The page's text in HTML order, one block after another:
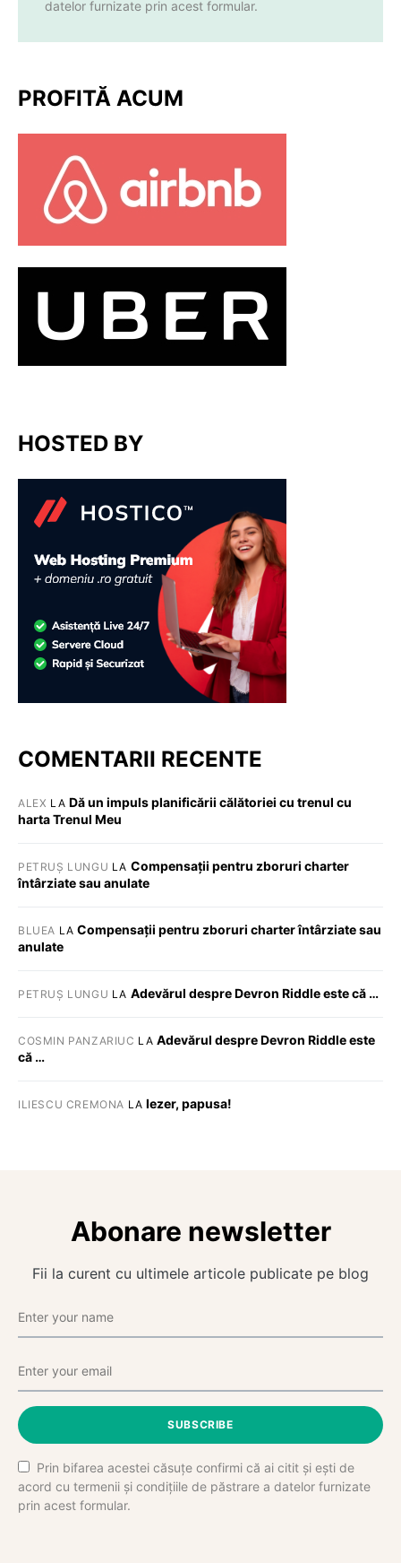
datelor furnizate prin acest formular.
PROFITĂ ACUM
HOSTED BY
COMENTARII RECENTE
ALEX LA Dă un impuls planificării călătoriei cu trenul cu
harta Trenul Meu
PETRUȘ LUNGU LA Compensații pentru zboruri charter
întârziate sau anulate
BLUEA LACompensații pentru zboruri charter întârziate sau
anulate
PETRUȘ LUNGU LA Adevărul despre Devron Riddle este că …
COSMIN PANZARIUC LA Adevărul despre Devron Riddle este
că …
ILIESCU CREMONA LA Iezer, papusa!
Abonare newsletter
Fii la curent cu ultimele articole publicate pe blog
SUBSCRIBE
Prin bifarea acestei căsuțe confirmi că ai citit și ești de
acord cu termenii și condițiile de păstrare a datelor furnizate
prin acest formular.